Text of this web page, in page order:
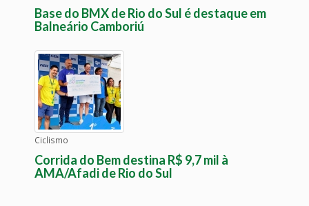
Base do BMX de Rio do Sul é destaque em
Balneário Camboriú
Ciclismo
Corrida do Bem destina R$ 9,7 mil à
AMA/Afadi de Rio do Sul